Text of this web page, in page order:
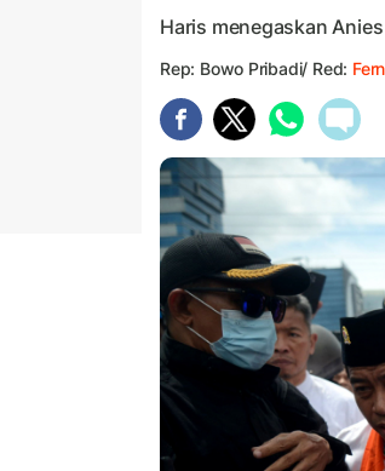
Haris menegaskan
Rep: Bowo Pribadi/ Red: